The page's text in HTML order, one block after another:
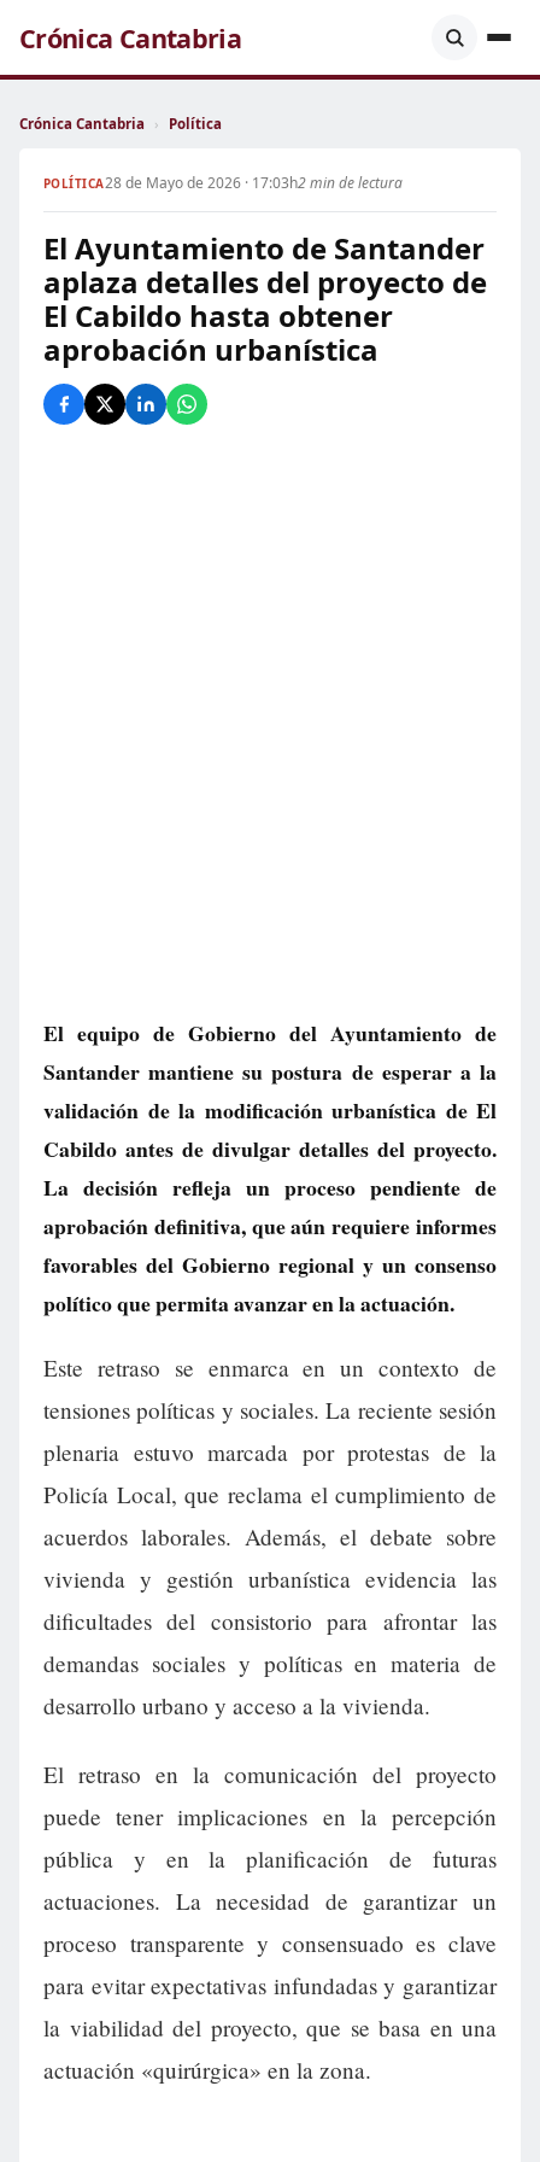
Crónica Cantabria
Crónica Cantabria › Política
POLÍTICA28 de Mayo de 2026 · 17:03h2 min de lectura
El Ayuntamiento de Santander
aplaza detalles del proyecto de
El Cabildo hasta obtener
aprobación urbanística
El equipo de Gobierno del Ayuntamiento de
Santander mantiene su postura de esperar a la
validación de la modificación urbanística de El
Cabildo antes de divulgar detalles del proyecto.
La decisión refleja un proceso pendiente de
aprobación definitiva, que aún requiere informes
favorables del Gobierno regional y un consenso
político que permita avanzar en la actuación.
Este retraso se enmarca en un contexto de
tensiones políticas y sociales. La reciente sesión
plenaria estuvo marcada por protestas de la
Policía Local, que reclama el cumplimiento de
acuerdos laborales. Además, el debate sobre
vivienda y gestión urbanística evidencia las
dificultades del consistorio para afrontar las
demandas sociales y políticas en materia de
desarrollo urbano y acceso a la vivienda.
El retraso en la comunicación del proyecto
puede tener implicaciones en la percepción
pública y en la planificación de futuras
actuaciones. La necesidad de garantizar un
proceso transparente y consensuado es clave
para evitar expectativas infundadas y garantizar
la viabilidad del proyecto, que se basa en una
actuación «quirúrgica» en la zona.